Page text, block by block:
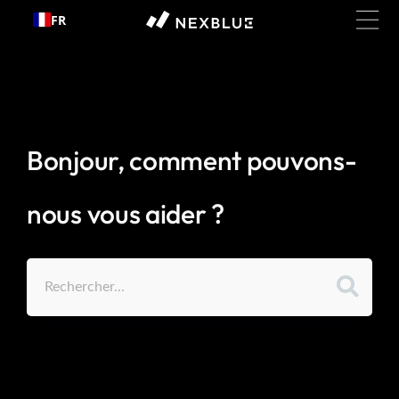
FR
Bonjour, comment pouvons-
nous vous aider ?